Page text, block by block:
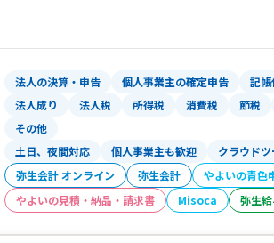
といったものがあ
ください。
法人の決算・申告 個人事業主の確定申告 記帳
法人成り
法人税 所得税 消費税 節税
その他
土日、夜間対応
個人事業主も歓迎 クラウド
弥生会計 オンライン
弥生会計 やよいの青色
やよいの見積・納品・請求書
Misoca 弥生